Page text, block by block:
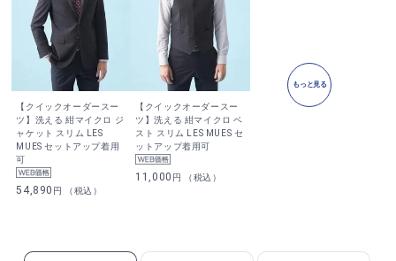
【クイックオーダースー
ツ】洗える 紺マイクロ ジ
ャケット スリム LES
MUES セットアップ着用
可
54,890 円 （税込）
【クイックオーダースー
ツ】洗える 紺マイクロ ベ
スト スリム LES MUES セ
ットアップ着用可
11,000 円 （税込）
もっと見る